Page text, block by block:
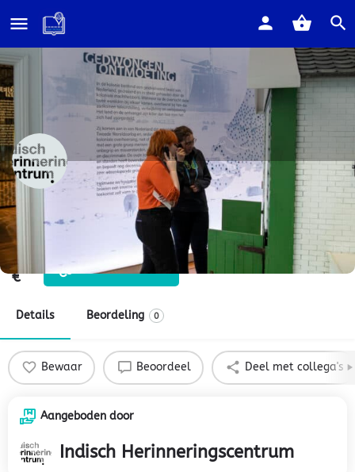
Home
(ON)ZICHTBARE SPOREN
Het koloniale verleden van Nederland en Indonesië
€ Bezoek website
Details Beordeling 0
Bewaar Beoordeel Deel met collega's
Aangeboden door
Indisch Herinneringscentrum